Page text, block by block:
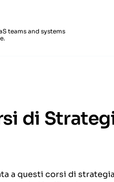
teams and systems
di
a questi corsi di